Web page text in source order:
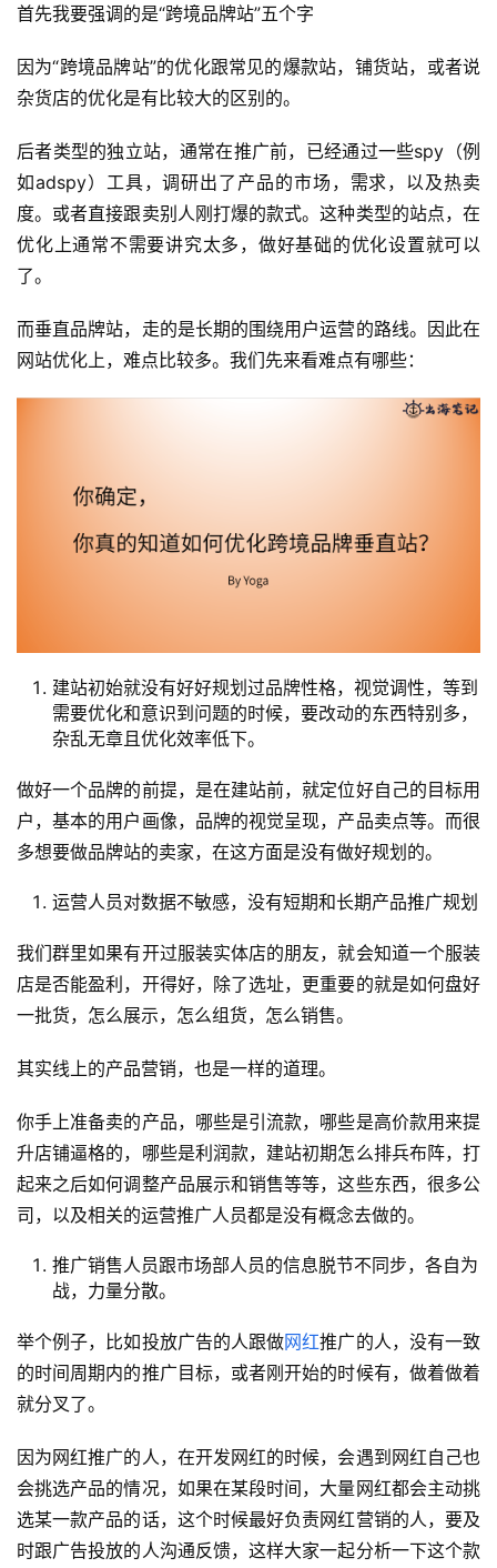
首先我要强调的是“跨境品牌站”五个字
因为“跨境品牌站”的优化跟常见的爆款站，铺货站，或者说
杂货店的优化是有比较大的区别的。
后者类型的独立站，通常在推广前，已经通过一些spy（例
如adspy）工具，调研出了产品的市场，需求，以及热卖
度。或者直接跟卖别人刚打爆的款式。这种类型的站点，在
优化上通常不需要讲究太多，做好基础的优化设置就可以
了。
而垂直品牌站，走的是长期的围绕用户运营的路线。因此在
网站优化上，难点比较多。我们先来看难点有哪些：
建站初始就没有好好规划过品牌性格，视觉调性，等到
需要优化和意识到问题的时候，要改动的东西特别多，
杂乱无章且优化效率低下。
做好一个品牌的前提，是在建站前，就定位好自己的目标用
户，基本的用户画像，品牌的视觉呈现，产品卖点等。而很
多想要做品牌站的卖家，在这方面是没有做好规划的。
运营人员对数据不敏感，没有短期和长期产品推广规划
我们群里如果有开过服装实体店的朋友，就会知道一个服装
店是否能盈利，开得好，除了选址，更重要的就是如何盘好
一批货，怎么展示，怎么组货，怎么销售。
其实线上的产品营销，也是一样的道理。
你手上准备卖的产品，哪些是引流款，哪些是高价款用来提
升店铺逼格的，哪些是利润款，建站初期怎么排兵布阵，打
起来之后如何调整产品展示和销售等等，这些东西，很多公
司，以及相关的运营推广人员都是没有概念去做的。
推广销售人员跟市场部人员的信息脱节不同步，各自为
战，力量分散。
举个例子，比如投放广告的人跟做网红推广的人，没有一致
的时间周期内的推广目标，或者刚开始的时候有，做着做着
就分叉了。
因为网红推广的人，在开发网红的时候，会遇到网红自己也
会挑选产品的情况，如果在某段时间，大量网红都会主动挑
选某一款产品的话，这个时候最好负责网红营销的人，要及
时跟广告投放的人沟通反馈，这样大家一起分析一下这个款